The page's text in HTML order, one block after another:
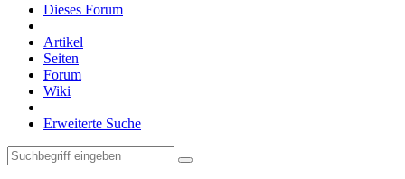
Dieses Forum
Artikel
Seiten
Forum
Wiki
Erweiterte Suche